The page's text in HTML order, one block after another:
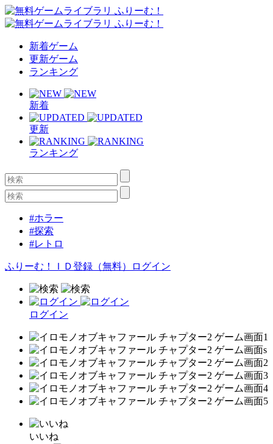
新着ゲーム
更新ゲーム
ランキング
新着
更新
ランキング
#ホラー
#探索
#レトロ
ふりーむ！ＩＤ登録（無料） ログイン
ログイン
いいね